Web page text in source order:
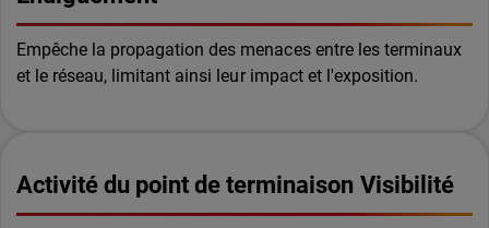
Empêche la propagation des menaces entre les terminaux
et le réseau, limitant ainsi leur impact et l'exposition.
Activité du point de terminaison Visibilité